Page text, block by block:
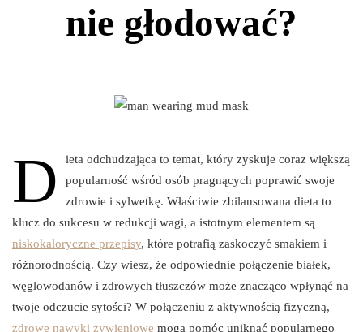
nie głodować?
D
ieta odchudzająca to temat, który zyskuje coraz większą
popularność wśród osób pragnących poprawić swoje
zdrowie i sylwetkę. Właściwie zbilansowana dieta to
klucz do sukcesu w redukcji wagi, a istotnym elementem są
niskokaloryczne przepisy, które potrafią zaskoczyć smakiem i
różnorodnością. Czy wiesz, że odpowiednie połączenie białek,
węglowodanów i zdrowych tłuszczów może znacząco wpłynąć na
twoje odczucie sytości? W połączeniu z aktywnością fizyczną,
zdrowe nawyki żywieniowe mogą pomóc uniknąć popularnego